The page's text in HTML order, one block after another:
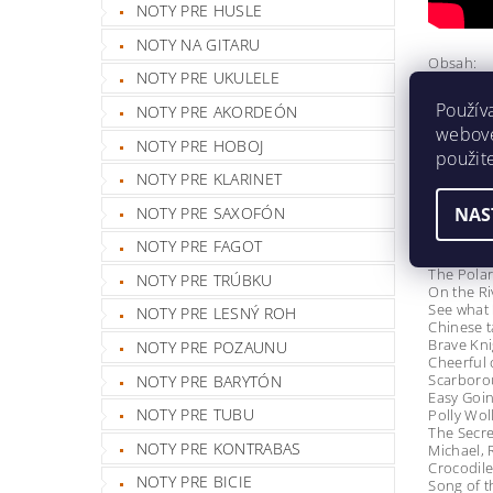
NOTY PRE HUSLE
NOTY NA GITARU
NOTY PRE UKULELE
NOTY PRE AKORDEÓN
NOTY PRE HOBOJ
NOTY PRE KLARINET
NOTY PRE SAXOFÓN
NOTY PRE FAGOT
NOTY PRE TRÚBKU
NOTY PRE LESNÝ ROH
NOTY PRE POZAUNU
NOTY PRE BARYTÓN
NOTY PRE TUBU
NOTY PRE KONTRABAS
NOTY PRE BICIE
Obsah:
Spooks
Grass
Frog
Allegretto
IN THE
A chat
The
On the
See
Chinese
Brave
Cheerful
Easy
Polly
The
Michael,
Song of